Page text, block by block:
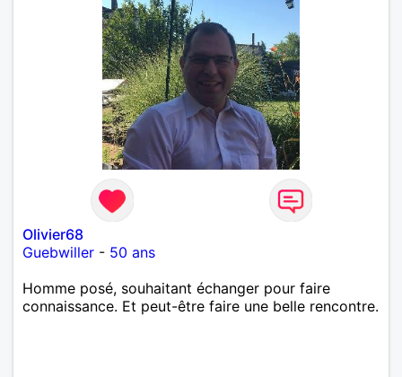
Olivier68
Guebwiller - 50 ans
Homme posé, souhaitant échanger pour faire
connaissance. Et peut-être faire une belle rencontre.